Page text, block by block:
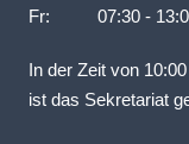
Fr: 07:30 -
In der Zeit von
ist das Sekretariat